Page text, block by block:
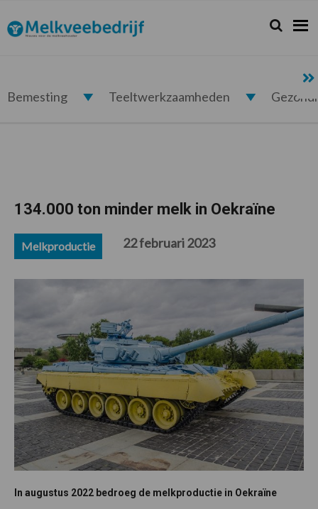
de
hoofdnavigatie
de
hoofd
de
eerste
de
voettekst
Melkveebedrijf.nl Zoeken...
Zoek
Bemesting Teeltwerkzaamheden
134.000 ton minder melk in Oekraïne
Melkproductie 22 februari 2023
In augustus 2022 bedroeg de melkproductie in Oekraïne